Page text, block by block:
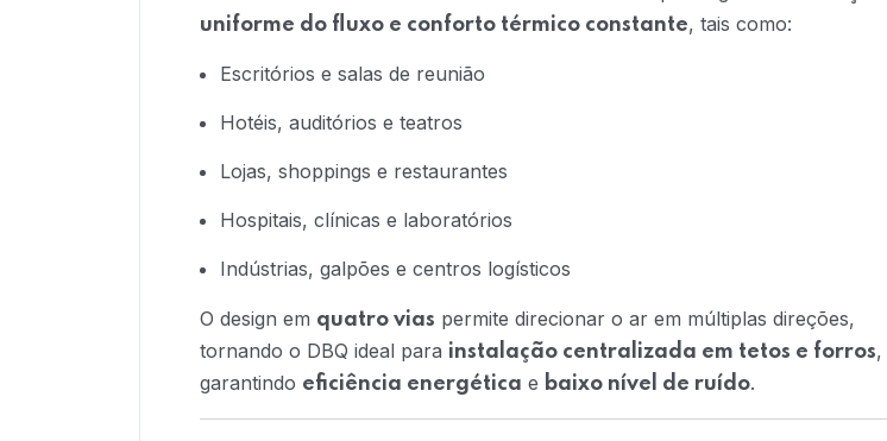
uniforme do fluxo e conforto térmico constante, tais como:
Escritórios e salas de reunião
Hotéis, auditórios e teatros
Lojas, shoppings e restaurantes
Hospitais, clínicas e laboratórios
Indústrias, galpões e centros logísticos
O design em quatro vias permite direcionar o ar em múltiplas direções,
tornando o DBQ ideal para instalação centralizada em tetos e forros,
garantindo eficiência energética e baixo nível de ruído.